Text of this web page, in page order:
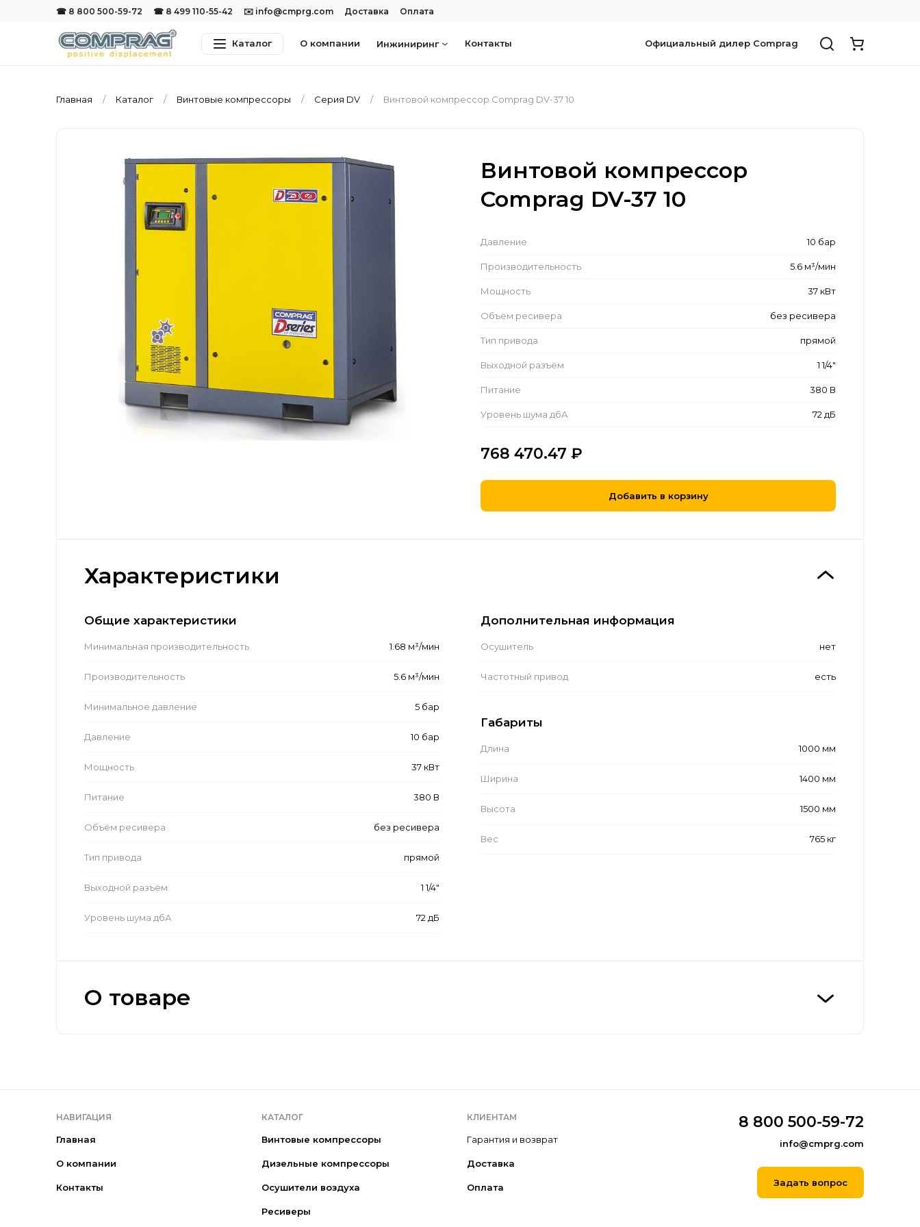
☎ 8 800 500-59-72 ☎ 8 499 110-55-42 ✉️ info@cmprg.com Доставка Оплата
Каталог О компании Инжиниринг Контакты Официальный дилер Comprag
Главная Каталог Винтовые компрессоры Серия DV Винтовой компрессор Comprag DV-37 10
Винтовой компрессор
Comprag DV-37 10
Давление 10 бар
Производительность 5.6 м³/мин
Мощность 37 кВт
Объём ресивера без ресивера
Тип привода прямой
Выходной разъём 1 1/4"
Питание 380 В
Уровень шума дбА 72 дБ
768 470.47 ₽
Добавить в корзину
Характеристики
Общие характеристики
Минимальная производительность 1.68 м³/мин
Производительность 5.6 м³/мин
Минимальное давление 5 бар
Давление 10 бар
Мощность 37 кВт
Питание 380 В
Объём ресивера без ресивера
Тип привода прямой
Выходной разъём 1 1/4"
Уровень шума дбА 72 дБ
Дополнительная информация
Осушитель нет
Частотный привод есть
Габариты
Длина 1000 мм
Ширина 1400 мм
Высота 1500 мм
Вес 765 кг
О товаре
НАВИГАЦИЯ
Главная
О компании
Контакты
КАТАЛОГ
Винтовые компрессоры
Дизельные компрессоры
Осушители воздуха
Ресиверы
КЛИЕНТАМ
Гарантия и возврат
Доставка
Оплата
8 800 500-59-72
info@cmprg.com
Задать вопрос